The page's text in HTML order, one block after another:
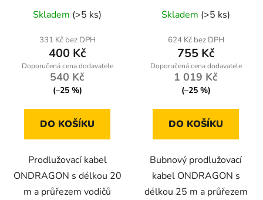
hodnocení
produktu
je
5,0
z
hvězdiček.
Skladem (>5 ks)
331 Kč bez DPH
400 Kč
540 Kč
(–25 %)
DO KOŠÍKU
Prodlužovací kabel
ONDRAGON s délkou 20
m a průřezem vodičů
4 zásuvky, blokace
odvinutí
Skladem (>5 ks)
624 Kč bez DPH
755 Kč
1 019 Kč
(–25 %)
DO KOŠÍKU
Bubnový prodlužovací
kabel ONDRAGON s
délkou 25 m a průřezem